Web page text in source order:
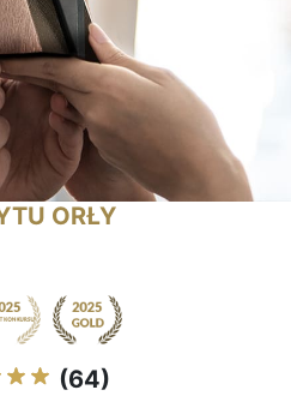
ORŁY
(64)